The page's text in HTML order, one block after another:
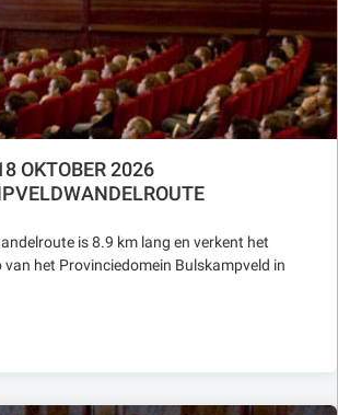
OKTOBER 2026
is 8.9 km lang en verkent het
het Provinciedomein Bulskampveld in